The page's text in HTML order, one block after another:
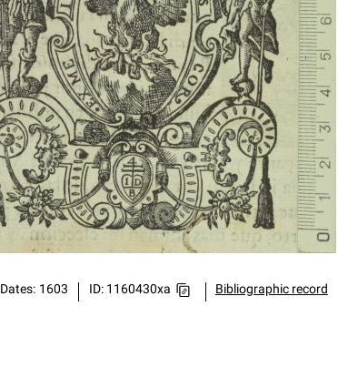
Dates 1603 ID: 1160430xa Bibliographic record